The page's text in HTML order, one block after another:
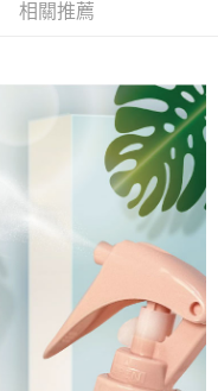
支付方式。 讓您購物簡單
。
。
跳轉至「AFTEE先享後付」
相關推薦